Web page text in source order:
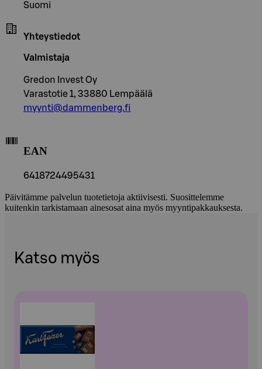
Suomi
Yhteystiedot
Valmistaja
Gredon Invest Oy
Varastotie 1, 33880 Lempäälä
myynti@dammenberg.fi
EAN
6418724495431
Päivitämme palvelun tuotetietoja aktiivisesti. Suosittelemme
kuitenkin tarkistamaan ainesosat aina myös myyntipakkauksesta.
Katso myös